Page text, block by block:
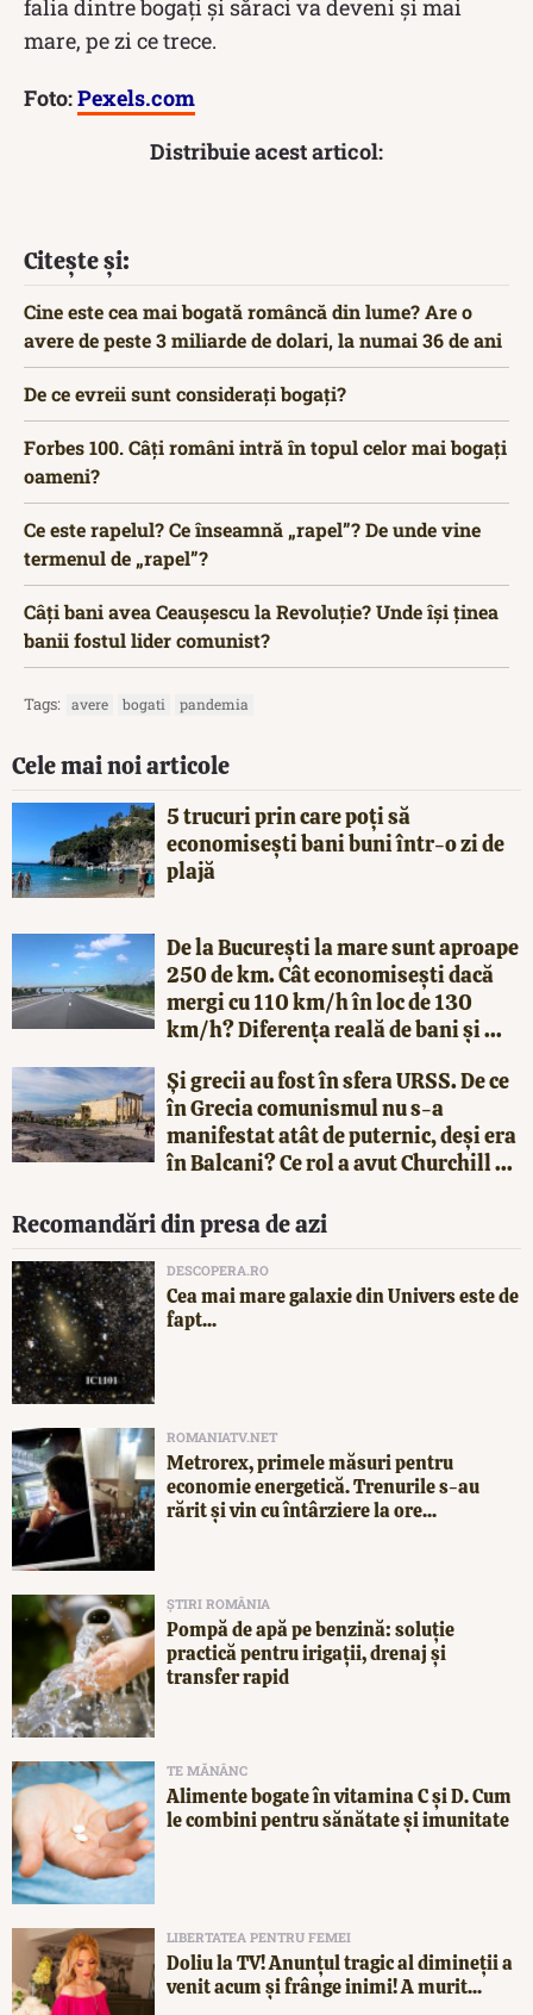
falia dintre bogați și săraci va deveni și mai
mare, pe zi ce trece.
Foto:Pexels.com
Distribuie acest articol:
Citește și:
Cine este cea mai bogată româncă din lume? Are o
avere de peste 3 miliarde de dolari, la numai 36 de ani
De ce evreii sunt considerați bogați?
Forbes 100. Câți români intră în topul celor mai bogați
oameni?
Ce este rapelul? Ce înseamnă „rapel”? De unde vine
termenul de „rapel”?
Câți bani avea Ceaușescu la Revoluție? Unde își ținea
banii fostul lider comunist?
Tags: avere bogati pandemia
Cele mai noi articole
5 trucuri prin care poți să
economisești bani buni într-o zi de
plajă
De la București la mare sunt aproape
250 de km. Cât economisești dacă
mergi cu 110 km/h în loc de 130
km/h? Diferența reală de bani și ...
Și grecii au fost în sfera URSS. De ce
în Grecia comunismul nu s-a
manifestat atât de puternic, deși era
în Balcani? Ce rol a avut Churchill ...
Recomandări din presa de azi
DESCOPERA.RO
Cea mai mare galaxie din Univers este de
fapt...
ROMANIATV.NET
Metrorex, primele măsuri pentru
economie energetică. Trenurile s-au
rărit și vin cu întârziere la ore...
ȘTIRI ROMÂNIA
Pompă de apă pe benzină: soluție
practică pentru irigații, drenaj și
transfer rapid
TE MĂNÂNC
Alimente bogate în vitamina C și D. Cum
le combini pentru sănătate și imunitate
LIBERTATEA PENTRU FEMEI
Doliu la TV! Anunțul tragic al dimineții a
venit acum și frânge inimi! A murit...